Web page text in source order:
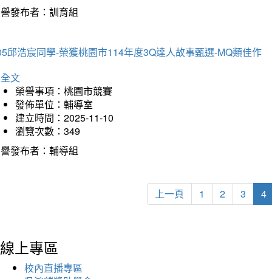
發布者：訓育組
邱浩宸同學-榮獲桃園市114年度3Q達人故事甄選-MQ類佳作
文
榮譽事項：桃園市競賽
發佈單位：輔導室
建立時間：2025-11-10
瀏覽次數：349
發布者：輔導組
上一頁 1 2 3 4
線上專區
校內直播專區